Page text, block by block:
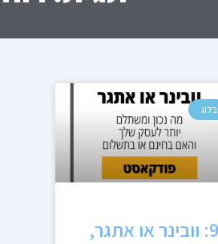
בלוג
98: וובינר או אתגר,
עמודעמוד